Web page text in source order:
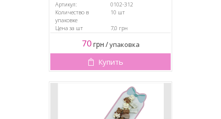
Артикул:
0102-312
Количество в
упаковке
10 шт
Цена за шт 7,0 грн
70 грн /упаковка
Купить